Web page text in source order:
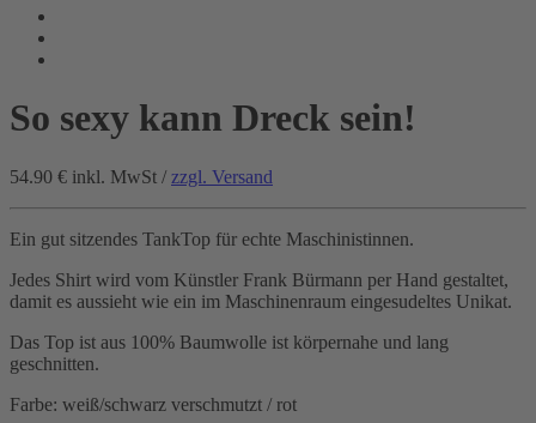
So sexy kann Dreck sein!
54.90 € inkl. MwSt / zzgl. Versand
Ein gut sitzendes TankTop für echte Maschinistinnen.
Jedes Shirt wird vom Künstler Frank Bürmann per Hand gestaltet,
damit es aussieht wie ein im Maschinenraum eingesudeltes Unikat.
Das Top ist aus 100% Baumwolle ist körpernahe und lang
geschnitten.
Farbe: weiß/schwarz verschmutzt / rot